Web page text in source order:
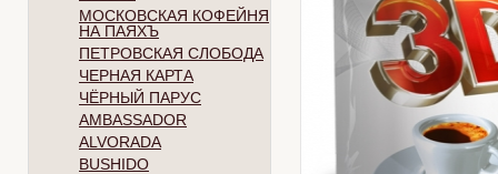
МОСКОВСКАЯ КОФЕЙНЯ
НА ПАЯХЪ
ПЕТРОВСКАЯ СЛОБОДА
ЧЕРНАЯ КАРТА
ЧЁРНЫЙ ПАРУС
AMBASSADOR
ALVORADA
BUSHIDO